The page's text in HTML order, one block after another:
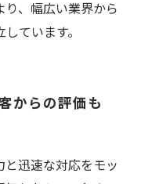
、幅広い業界から
ています。
からの評価も
迅速な対応をモッ